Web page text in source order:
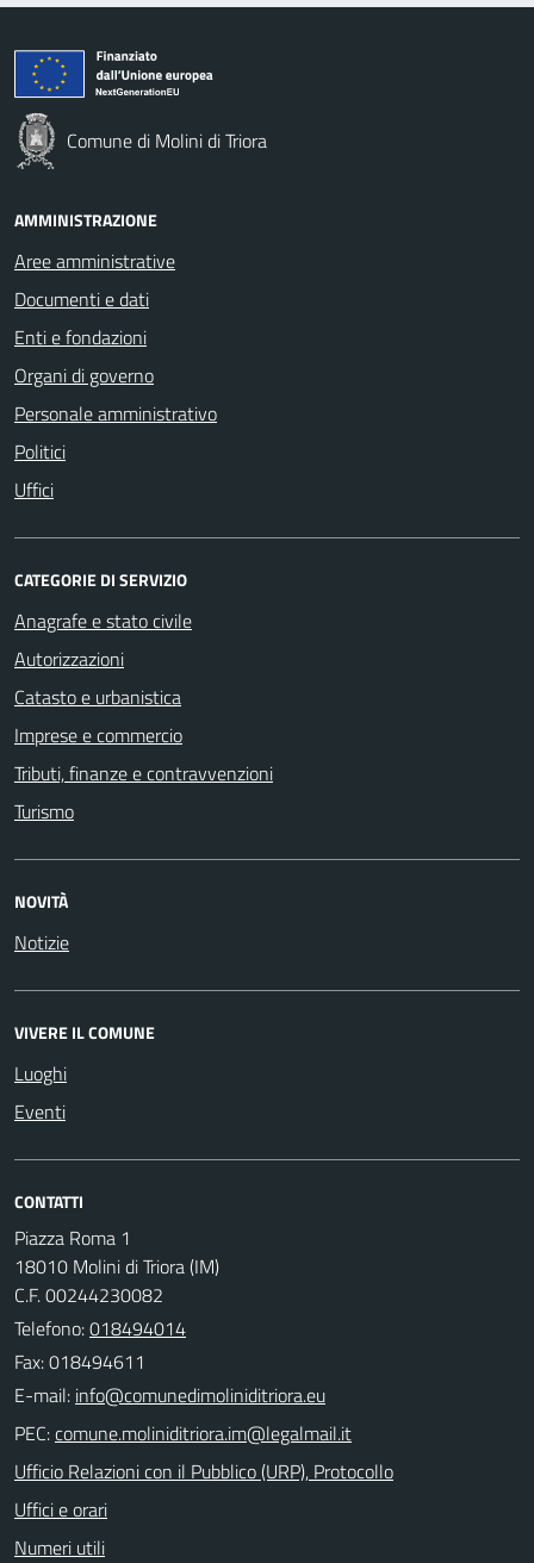
Comune di Molini di Triora
AMMINISTRAZIONE
Aree amministrative
Documenti e dati
Enti e fondazioni
Organi di governo
Personale amministrativo
Politici
Uffici
CATEGORIE DI SERVIZIO
Anagrafe e stato civile
Autorizzazioni
Catasto e urbanistica
Imprese e commercio
Tributi, finanze e contravvenzioni
Turismo
NOVITÀ
Notizie
VIVERE IL COMUNE
Luoghi
Eventi
CONTATTI
Piazza Roma 1
18010 Molini di Triora (IM)
C.F. 00244230082
Telefono:018494014
Fax: 018494611
E-mail:
PEC:
Ufficio Relazioni con il Pubblico (URP), Protocollo
Uffici e orari
Numeri utili